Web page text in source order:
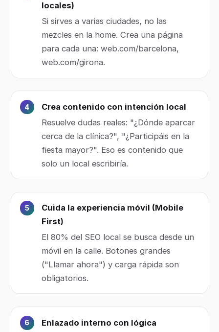
locales)
Si sirves a varias ciudades, no las
mezcles en la home. Crea una página
para cada una: web.com/barcelona,
web.com/girona.
Crea contenido con intención local
Resuelve dudas reales: "¿Dónde aparcar
cerca de la clínica?", "¿Participáis en la
fiesta mayor?". Eso es contenido que
solo un local escribiría.
Cuida la experiencia móvil (Mobile
First)
El 80% del SEO local se busca desde un
móvil en la calle. Botones grandes
("Llamar ahora") y carga rápida son
obligatorios.
Enlazado interno con lógica